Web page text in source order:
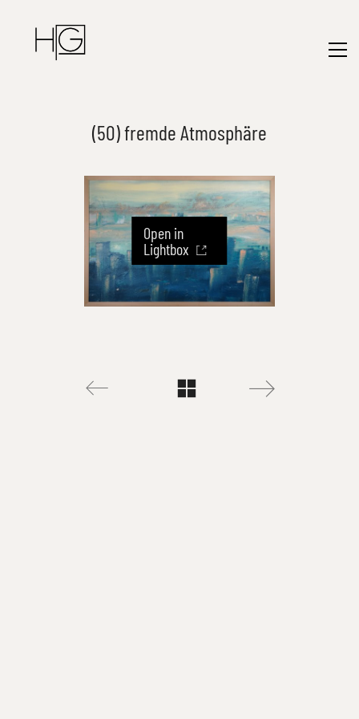
(50) fremde Atmosphäre
Open in
Lightbox